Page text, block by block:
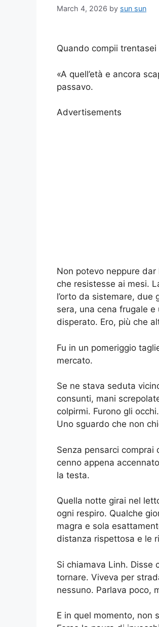
March 4, 2026 by sun sun
Quando compii
«A quell’età e ancora
passavo.
Advertisements
Non potevo neppure
che resistesse ai mesi.
l’orto da sistemare, due
sera, una cena frugale
disperato. Ero, più che
Fu in un pomeriggio
mercato.
Se ne stava seduta
consunti, mani
colpirmi. Furono gli
Uno sguardo che non
Senza pensarci comprai
cenno appena
la testa.
Quella notte girai nel
ogni respiro. Qualche
magra e sola
distanza rispettosa e le
Si chiamava Linh. Disse
tornare. Viveva per
nessuno. Parlava poco,
E in quel momento, non